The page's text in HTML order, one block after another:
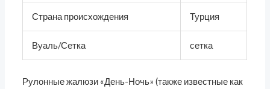
Страна происхождения Турция
Вуаль/Сетка сетка
Рулонные жалюзи «День-Ночь» (также известные как